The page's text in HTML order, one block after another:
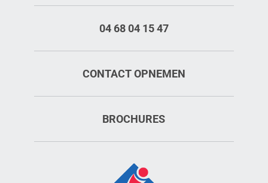
04 68 04 15 47
CONTACT OPNEMEN
BROCHURES